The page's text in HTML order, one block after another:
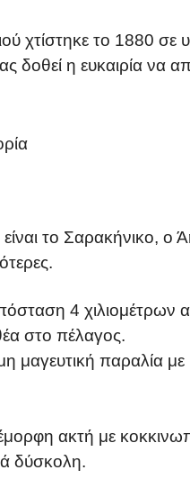
χτίστηκε το 1880 σε
δοθεί η ευκαιρία να
το Σαρακήνικο, ο
4 χιλιομέτρων
στο πέλαγος.
μαγευτική παραλία
ακτή με
δύσκολη.